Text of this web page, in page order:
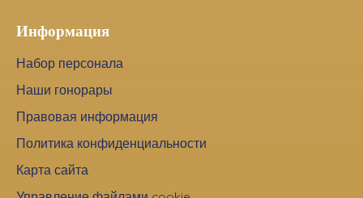
Информация
Набор персонала
Наши гонорары
Правовая информация
Политика конфиденциальности
Карта сайта